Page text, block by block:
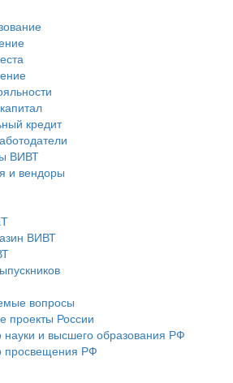
кредит
ВИВТ
и вендоры
ВИВТ
вопросы
проекты России
науки и высшего образования РФ
просвещения РФ